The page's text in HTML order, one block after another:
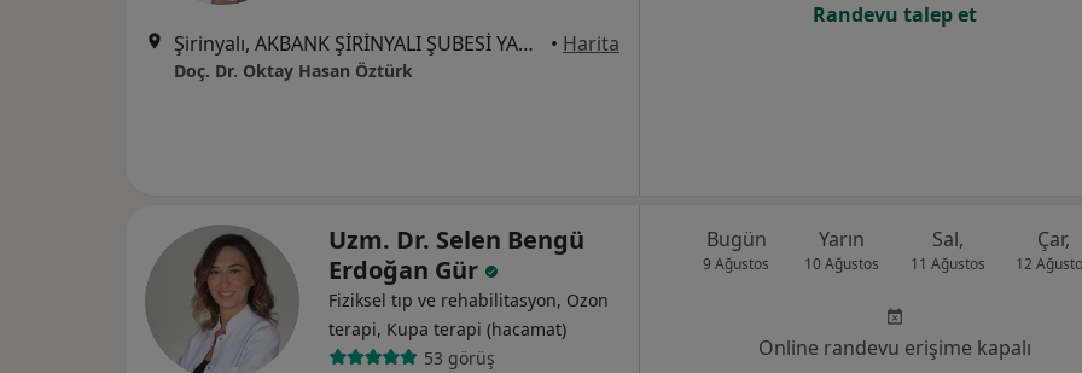
Şirinyalı, AKBANK ŞİRİNYALI ŞUBESİ YANI, 1491. Sk. KAYATEPE APT NO:1 KAT:2 D:4,, Antalya • Harita
Doç. Dr. Oktay Hasan Öztürk
Randevu talep et
Uzm. Dr. Selen Bengü
Erdoğan Gür
Fiziksel tıp ve rehabilitasyon, Ozon
terapi, Kupa terapi (hacamat)
53 görüş
Bugün
9 Ağustos
Yarın
10 Ağustos
Sal,
11 Ağustos
Çar,
12
Online randevu erişime kapalı